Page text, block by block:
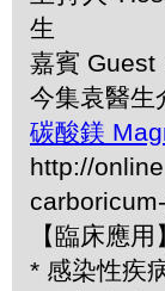
生
嘉賓 Guest
今集袁醫生
碳酸鎂
http://
【臨床應用
* 感染性疾